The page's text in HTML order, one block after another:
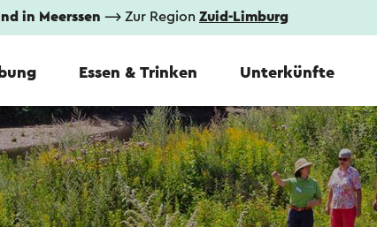
in Meerssen ⟶ Zur Region Zuid-Limburg
Essen & Trinken Unterkünfte